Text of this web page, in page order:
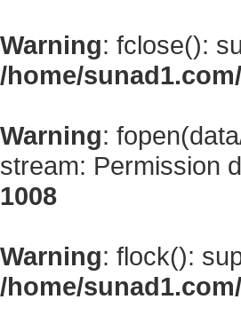
Warning: fclose():
/home/
Warning:
stream: Permission
1008
Warning: flock():
/home/